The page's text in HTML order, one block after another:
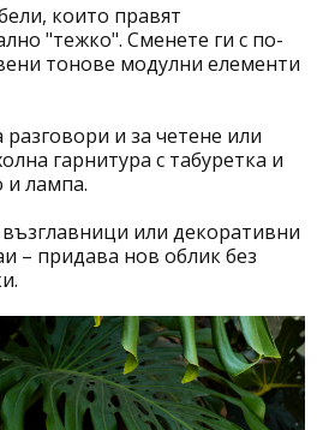
които правят
"тежко". Сменете ги с по-
тонове модулни елементи
и за четене или
гарнитура с табуретка и
и лампа.
или декоративни
– придава нов облик без